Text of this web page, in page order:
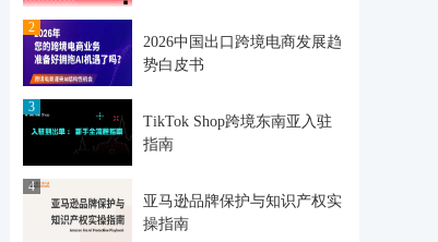
2
2026中国出口跨境电商发展趋
势白皮书
3
TikTok Shop跨境东南亚入驻
指南
4
亚马逊品牌保护与知识产权实
操指南